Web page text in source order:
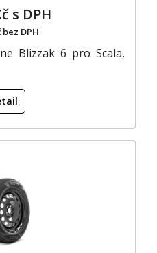
s DPH
bez DPH
Blizzak 6 pro Scala,